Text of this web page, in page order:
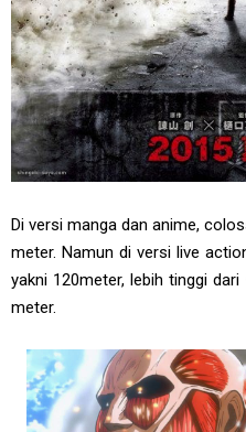
Di versi manga dan anime,
meter. Namun di versi live
yakni 120meter, lebih tinggi
meter.